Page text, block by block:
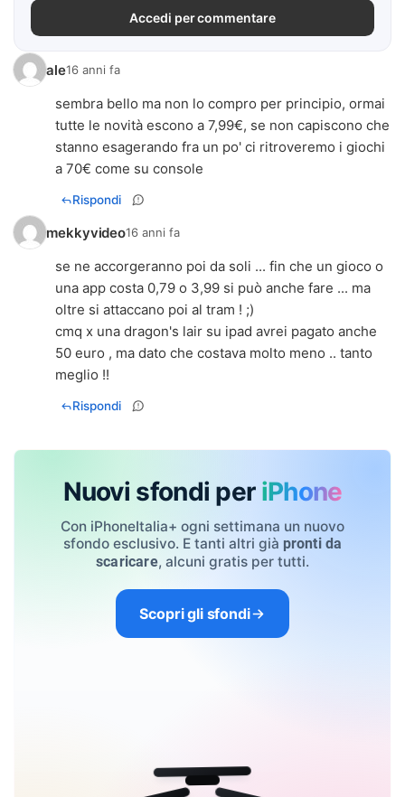
Accedi per commentare
ale16 anni fa
sembra bello ma non lo compro per principio, ormai
tutte le novità escono a 7,99€, se non capiscono che
stanno esagerando fra un po' ci ritroveremo i giochi
a 70€ come su console
Rispondi
mekkyvideo16 anni fa
se ne accorgeranno poi da soli ... fin che un gioco o
una app costa 0,79 o 3,99 si può anche fare ... ma
oltre si attaccano poi al tram ! ;)
cmq x una dragon's lair su ipad avrei pagato anche
50 euro , ma dato che costava molto meno .. tanto
meglio !!
Rispondi
Nuovi sfondi per iPhone
Con iPhoneItalia+ ogni settimana un nuovo
sfondo esclusivo. E tanti altri già pronti da
scaricare, alcuni gratis per tutti.
Scopri gli sfondi